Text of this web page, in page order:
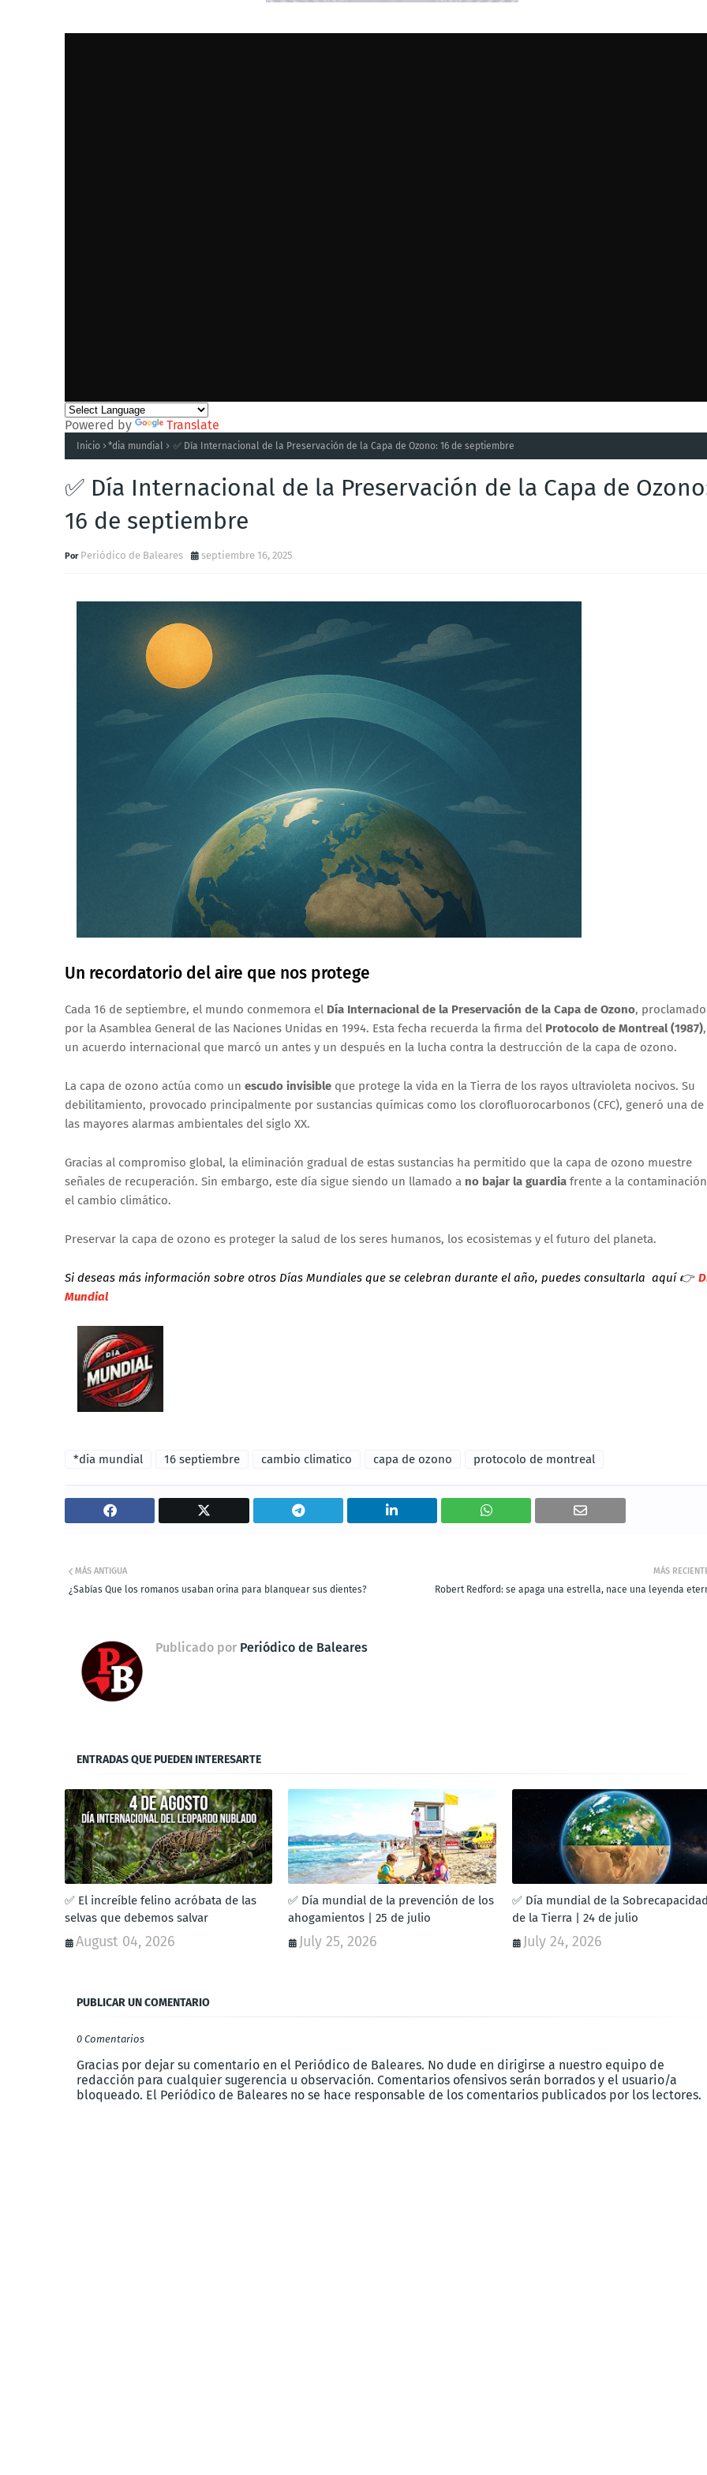
Powered by Translate
Inicio *dia mundial ✅ Día Internacional de la Preservación de la Capa de Ozono: 16 de septiembre
✅ Día Internacional de la Preservación de la Capa de
16 de septiembre
Periódico de Baleares septiembre 16, 2025
Un recordatorio del aire que nos protege
Cada 16 de septiembre, el mundo conmemora el Día Internacional de la Preservación de la Capa de Ozono, proclamado
por la Asamblea General de las Naciones Unidas en 1994. Esta fecha recuerda la firma del Protocolo de Montreal (1987),
un acuerdo internacional que marcó un antes y un después en la lucha contra la destrucción de la capa de ozono.
La capa de ozono actúa como un escudo invisible que protege la vida en la Tierra de los rayos ultravioleta nocivos. Su
debilitamiento, provocado principalmente por sustancias químicas como los clorofluorocarbonos (CFC), generó una de
las mayores alarmas ambientales del siglo XX.
Gracias al compromiso global, la eliminación gradual de estas sustancias ha permitido que la capa de ozono muestre
señales de recuperación. Sin embargo, este día sigue siendo un llamado a no bajar la guardia frente a la
el cambio climático.
Preservar la capa de ozono es proteger la salud de los seres humanos, los ecosistemas y el futuro del planeta.
Si deseas más información sobre otros Días Mundiales que se celebran durante el año, puedes consultarla aquí 👉
Mundial
*dia mundial 16 septiembre cambio climatico capa de ozono protocolo de montreal
MÁS
Robert Redford: se apaga una estrella, nace una leyenda
MÁS ANTIGUA
¿Sabías Que los romanos usaban orina para blanquear sus dientes?
Publicado por Periódico de Baleares
ENTRADAS QUE PUEDEN INTERESARTE
✅ El increíble felino acróbata de las
selvas que debemos salvar
August 04, 2026
✅ Día mundial de la prevención de los
ahogamientos | 25 de julio
July 25, 2026
✅ Día mundial de la
de la Tierra | 24 de julio
July 24, 2026
PUBLICAR UN COMENTARIO
0 Comentarios
Gracias por dejar su comentario en el Periódico de Baleares. No dude en dirigirse a nuestro equipo de
redacción para cualquier sugerencia u observación. Comentarios ofensivos serán borrados y el usuario/a
bloqueado. El Periódico de Baleares no se hace responsable de los comentarios publicados por los lectores.